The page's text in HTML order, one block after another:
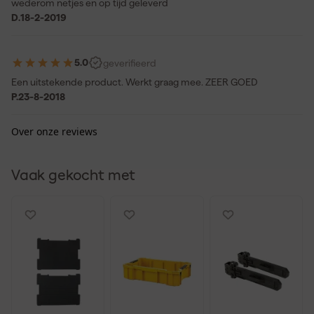
wederom netjes en op tijd geleverd
D.18-2-2019
5.0
geverifieerd
Een uitstekende product. Werkt graag mee. ZEER GOED
P.23-8-2018
Over onze reviews
Vaak gekocht met